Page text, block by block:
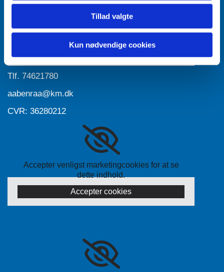
Tillad valgte
Kun nødvendige cookies
dette indhold.
Accepter cookies
Tlf. 74621780
aabenraa@km.dk
CVR: 36280212
Accepter venligst marketingcookies for at se
dette indhold.
Accepter cookies